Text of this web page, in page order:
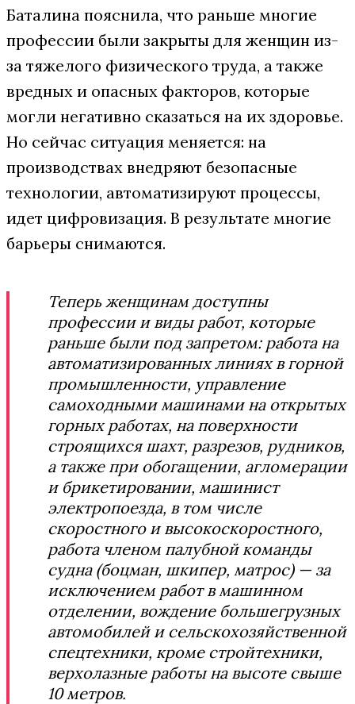
Баталина пояснила, что раньше многие
профессии были закрыты для женщин из-
за тяжелого физического труда, а также
вредных и опасных факторов, которые
могли негативно сказаться на их здоровье.
Но сейчас ситуация меняется: на
производствах внедряют безопасные
технологии, автоматизируют процессы,
идет цифровизация. В результате многие
барьеры снимаются.
Теперь женщинам доступны
профессии и виды работ, которые
раньше были под запретом: работа на
автоматизированных линиях в горной
промышленности, управление
самоходными машинами на открытых
горных работах, на поверхности
строящихся шахт, разрезов, рудников,
а также при обогащении, агломерации
и брикетировании, машинист
электропоезда, в том числе
скоростного и высокоскоростного,
работа членом палубной команды
судна (боцман, шкипер, матрос) — за
исключением работ в машинном
отделении, вождение большегрузных
автомобилей и сельскохозяйственной
спецтехники, кроме стройтехники,
верхолазные работы на высоте свыше
10 метров.